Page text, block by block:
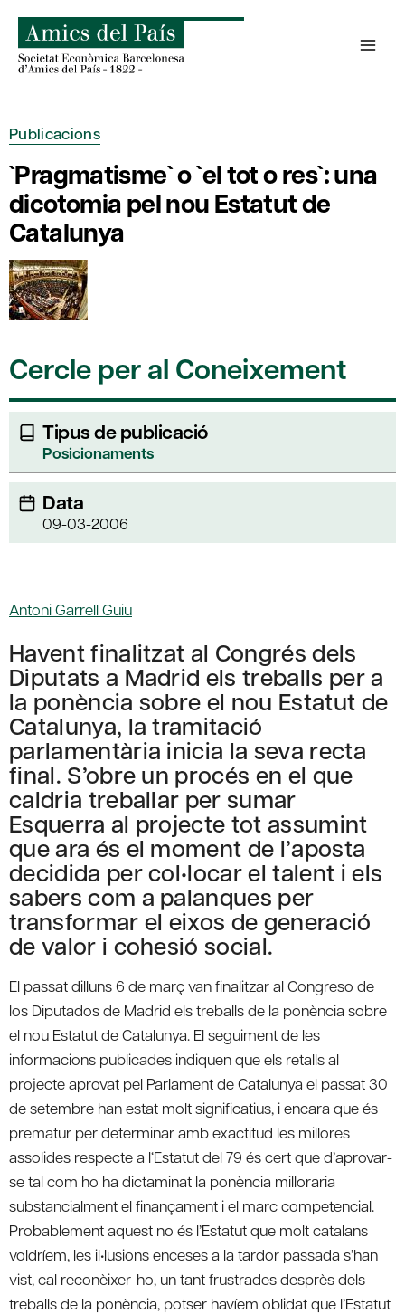
content
Publicacions
`Pragmatisme` o `el tot o res`: una
dicotomia pel nou Estatut de
Catalunya
Cercle per al Coneixement
Tipus de publicació
Posicionaments
Data
09-03-2006
Antoni Garrell Guiu
Havent finalitzat al Congrés dels
Diputats a Madrid els treballs per a
la ponència sobre el nou Estatut de
Catalunya, la tramitació
parlamentària inicia la seva recta
final. S’obre un procés en el que
caldria treballar per sumar
Esquerra al projecte tot assumint
que ara és el moment de l’aposta
decidida per col•locar el talent i els
sabers com a palanques per
transformar el eixos de generació
de valor i cohesió social.
El passat dilluns 6 de març van finalitzar al Congreso de
los Diputados de Madrid els treballs de la ponència sobre
el nou Estatut de Catalunya. El seguiment de les
informacions publicades indiquen que els retalls al
projecte aprovat pel Parlament de Catalunya el passat 30
de setembre han estat molt significatius, i encara que és
prematur per determinar amb exactitud les millores
assolides respecte a l‘Estatut del 79 és cert que d’aprovar-
se tal com ho ha dictaminat la ponència milloraria
substancialment el finançament i el marc competencial.
Probablement aquest no és l’Estatut que molt catalans
voldríem, les il•lusions enceses a la tardor passada s’han
vist, cal reconèixer-ho, un tant frustrades desprès dels
treballs de la ponència, potser havíem oblidat que l’Estatut